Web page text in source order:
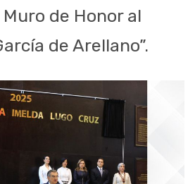
de Honor al
de Arellano”.